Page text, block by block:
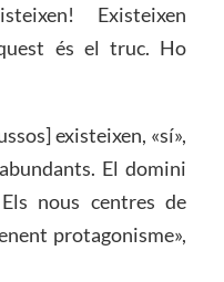
Existeixen
és el truc. Ho
existeixen, «sí»,
El domini
nous centres de
protagonisme»,